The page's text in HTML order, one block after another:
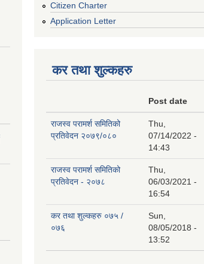
Citizen Charter
Application Letter
कर तथा शुल्कहरु
Post date
राजस्व परामर्श समितिको
प्रतिवेदन २०७९/०८०
Thu,
07/14/2022 -
14:43
राजस्व परामर्श समितिको
प्रतिवेदन - २०७८
Thu,
06/03/2021 -
16:54
कर तथा शुल्कहरु ०७५ /
०७६
Sun,
08/05/2018 -
13:52